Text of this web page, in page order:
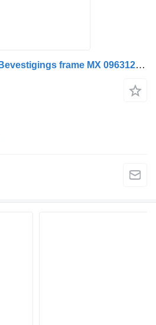
DAF Engines & Parts Bevestigings frame MX 0963127 oljetrågspackning till lastbil